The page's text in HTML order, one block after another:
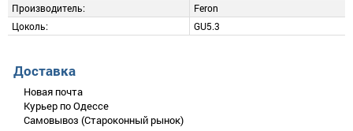
Доставка
Новая почта
Курьер по Одессе
Самовывоз (Староконный рынок)
Производитель:
Feron
Цоколь:
GU5.3
Галогенная лампа типа MR-16 с отражателем и стеклом.
Используется для основного и декоративного освещения во
встраиваемых светильниках